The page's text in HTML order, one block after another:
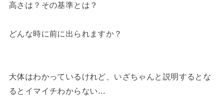
高さは？その基準とは？
どんな時に前に出られますか？
大体はわかっているけれど、いざちゃんと説明するとな
るとイマイチわからない…